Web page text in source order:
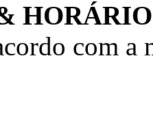
HORÁRIO
com a